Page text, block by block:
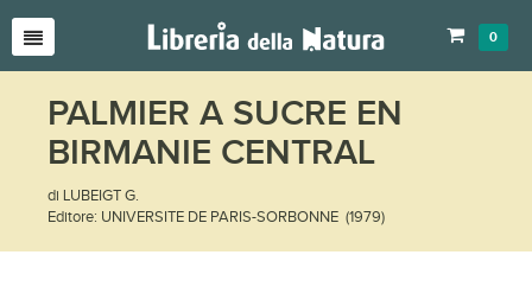
0
PALMIER A SUCRE EN
BIRMANIE CENTRAL
di LUBEIGT G.
Editore: UNIVERSITE DE PARIS-SORBONNE (1979)